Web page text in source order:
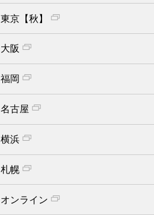
京【秋】
阪
岡
古屋
浜
幌
ンライン